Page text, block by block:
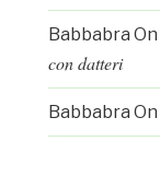
Babbabra On
con datteri
Babbabra On